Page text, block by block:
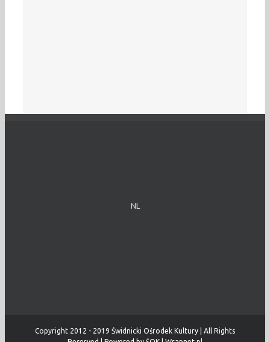
NL
Copyright 2012 - 2019 Świdnicki Ośrodek Kultury | All Rights